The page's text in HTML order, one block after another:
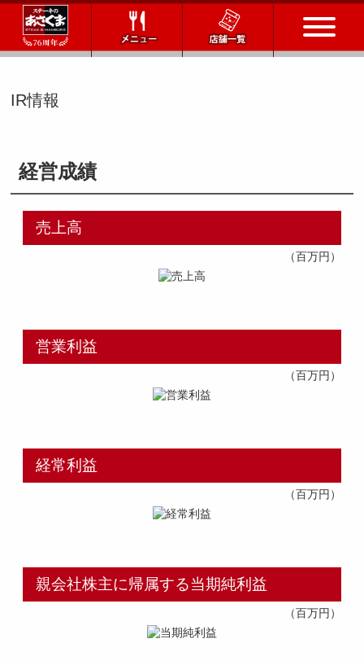
メニュー
会社情報
採用情報
IR情報
経営成績
売上高
（百万円）
営業利益
（百万円）
経常利益
（百万円）
親会社株主に帰属する当期純利益
（百万円）